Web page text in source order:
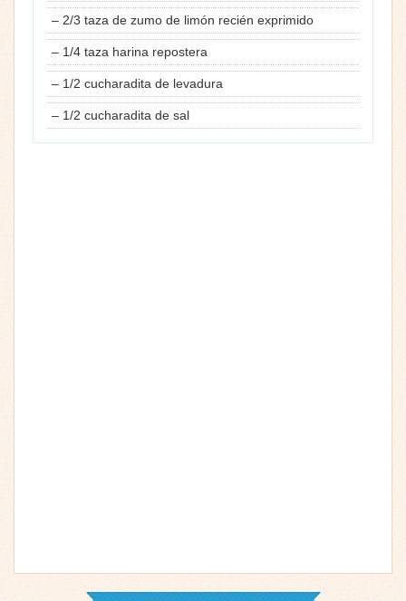
– 2/3 taza de zumo de limón recién exprimido
– 1/4 taza harina repostera
– 1/2 cucharadita de levadura
– 1/2 cucharadita de sal